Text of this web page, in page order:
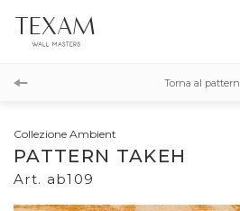
Torna al pattern
Collezione Ambient
PATTERN TAKEH
Art. ab109